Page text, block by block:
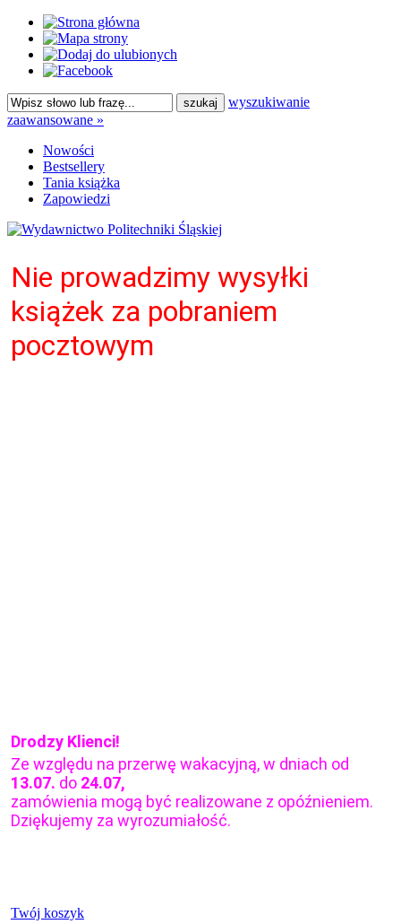
wyszukiwanie
zaawansowane »
Nowości
Bestsellery
Tania książka
Zapowiedzi
Nie prowadzimy wysyłki
książek za pobraniem
pocztowym
Drodzy Klienci!
Ze względu na przerwę wakacyjną, w dniach od
13.07. do 24.07,
zamówienia mogą być realizowane z opóźnieniem.
Dziękujemy za wyrozumiałość.
Twój koszyk